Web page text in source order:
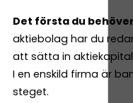
Det första du
aktiebolag har du
att sätta in
I en enskild firma är
steget.